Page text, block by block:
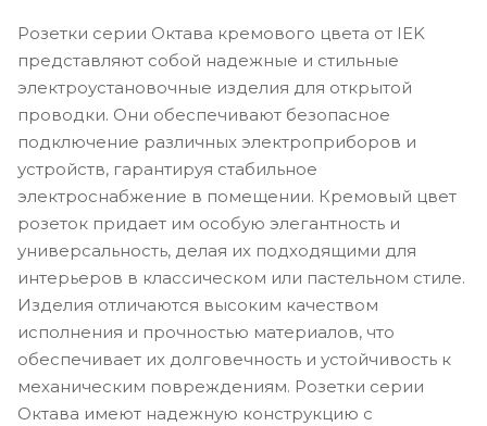
Розетки серии Октава кремового цвета от IEK
представляют собой надежные и стильные
электроустановочные изделия для открытой
проводки. Они обеспечивают безопасное
подключение различных электроприборов и
устройств, гарантируя стабильное
электроснабжение в помещении. Кремовый цвет
розеток придает им особую элегантность и
универсальность, делая их подходящими для
интерьеров в классическом или пастельном стиле.
Изделия отличаются высоким качеством
исполнения и прочностью материалов, что
обеспечивает их долговечность и устойчивость к
механическим повреждениям. Розетки серии
Октава имеют надежную конструкцию с